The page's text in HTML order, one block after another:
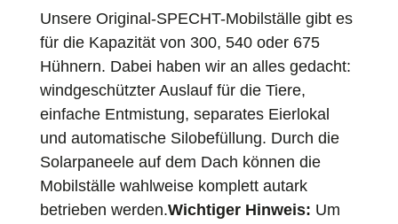
PRODUKTE
MESSEN & CO.
NEWS
KONTAKT
Unsere Original-SPECHT-Mobilställe gibt es
für die Kapazität von 300, 540 oder 675
Hühnern. Dabei haben wir an alles gedacht:
windgeschützter Auslauf für die Tiere,
einfache Entmistung, separates Eierlokal
und automatische Silobefüllung. Durch die
Solarpaneele auf dem Dach können die
Mobilställe wahlweise komplett autark
betrieben werden.Wichtiger Hinweis: Um